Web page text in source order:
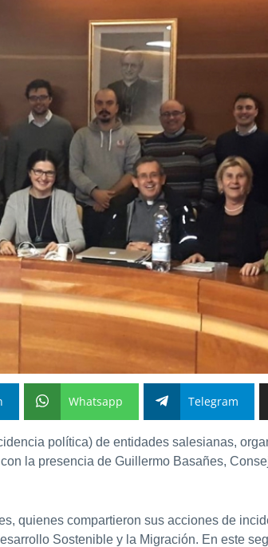
Whatsapp Telegram
política) de entidades salesianas,
la presencia de Guillermo Basañes,
quienes compartieron sus acciones de
Sostenible y la Migración. En este